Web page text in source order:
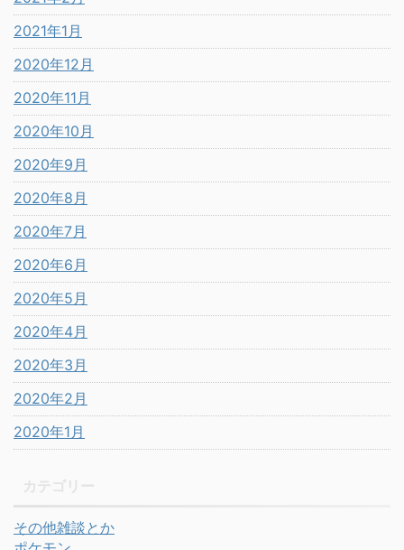
2021年1月
2020年12月
2020年11月
2020年10月
2020年9月
2020年8月
2020年7月
2020年6月
2020年5月
2020年4月
2020年3月
2020年2月
2020年1月
その他雑談とか